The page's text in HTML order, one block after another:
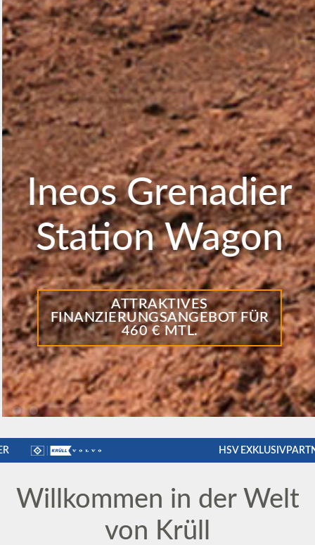
Ineos Grenadier
Station Wagon
ATTRAKTIVES
FINANZIERUNGSANGEBOT FÜR
460 € MTL.
HSV
Willkommen in der Welt
von Krüll